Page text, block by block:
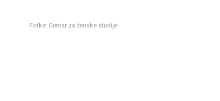
Fotke: Centar za ženske studije